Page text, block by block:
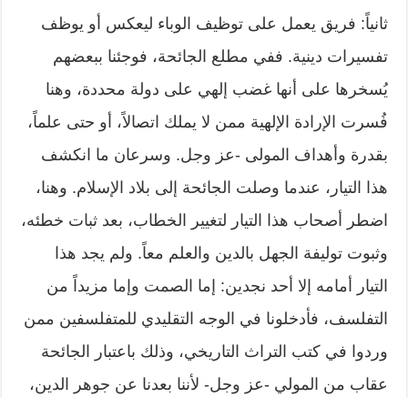
ثانياً: فريق يعمل على توظيف الوباء ليعكس أو يوظف
تفسيرات دينية. ففي مطلع الجائحة، فوجئنا ببعضهم
يُسخرها على أنها غضب إلهي على دولة محددة، وهنا
فُسرت الإرادة الإلهية ممن لا يملك اتصالاً، أو حتى علماً،
بقدرة وأهداف المولى -عز وجل. وسرعان ما انكشف
هذا التيار، عندما وصلت الجائحة إلى بلاد الإسلام. وهنا،
اضطر أصحاب هذا التيار لتغيير الخطاب، بعد ثبات خطئه،
وثبوت توليفة الجهل بالدين والعلم معاً. ولم يجد هذا
التيار أمامه إلا أحد نجدين: إما الصمت وإما مزيداً من
التفلسف، فأدخلونا في الوجه التقليدي للمتفلسفين ممن
وردوا في كتب التراث التاريخي، وذلك باعتبار الجائحة
عقاب من المولي -عز وجل- لأننا بعدنا عن جوهر الدين،